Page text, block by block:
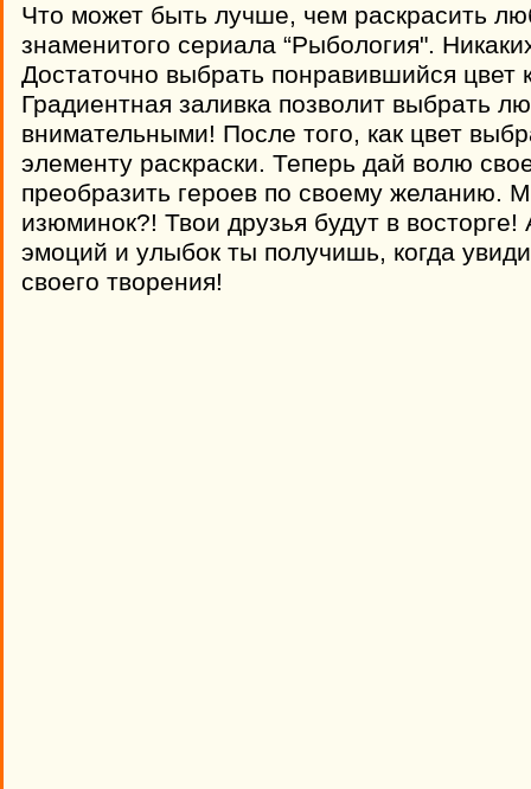
Что может быть лучше, чем раскрасить
знаменитого сериала “Рыбология".
Достаточно выбрать понравившийся цвет
Градиентная заливка позволит выбрать
внимательными! После того, как цвет
элементу раскраски. Теперь дай волю
преобразить героев по своему желанию.
изюминок?! Твои друзья будут в
эмоций и улыбок ты получишь, когда
своего творения!